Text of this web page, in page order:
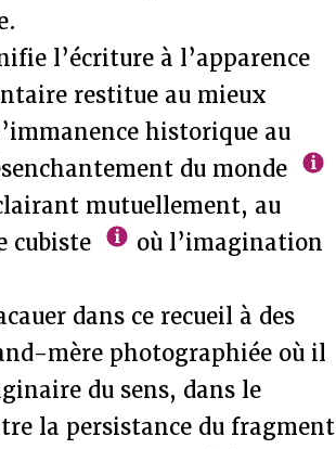
l’écriture à l’apparence
restitue au mieux
historique au
du monde
mutuellement, au
cubiste
où l’imagination
dans ce recueil à des
mère photographiée où il
du sens, dans le
la persistance du fragment